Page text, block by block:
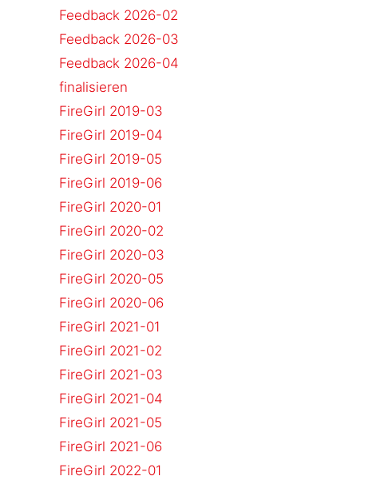
Feedback 2026-02
Feedback 2026-03
Feedback 2026-04
finalisieren
FireGirl 2019-03
FireGirl 2019-04
FireGirl 2019-05
FireGirl 2019-06
FireGirl 2020-01
FireGirl 2020-02
FireGirl 2020-03
FireGirl 2020-05
FireGirl 2020-06
FireGirl 2021-01
FireGirl 2021-02
FireGirl 2021-03
FireGirl 2021-04
FireGirl 2021-05
FireGirl 2021-06
FireGirl 2022-01